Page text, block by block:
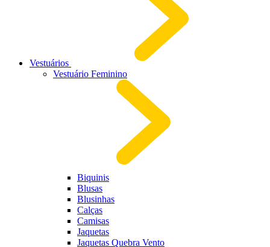
Vestuários
Vestuário Feminino
Biquinis
Blusas
Blusinhas
Calças
Camisas
Jaquetas
Jaquetas Quebra Vento